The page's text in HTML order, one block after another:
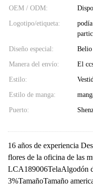
OEM / ODM:
Logotipo/etiqueta:
Diseño especial: Belio
Manera del envío: El
Estilo:
Estilo de manga:
Puerto:
16 años de experiencia
flores de la oficina de las
LCA189006TelaAlgodón
3%TamañoTamaño